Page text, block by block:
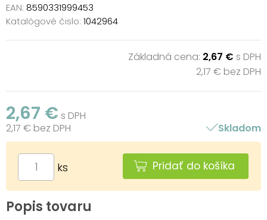
EAN: 8590331999453
Katalógové čislo: 1042964
Základná cena: 2,67 € s DPH
2,17 € bez DPH
2,67 € s DPH
2,17 € bez DPH
Skladom
ks Pridať do košíka
Popis tovaru